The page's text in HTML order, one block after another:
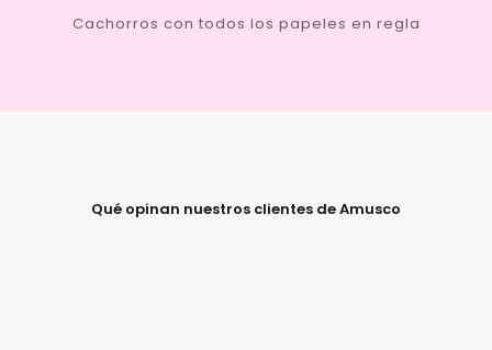
Cachorros con todos los papeles en regla
Qué opinan nuestros clientes de Amusco